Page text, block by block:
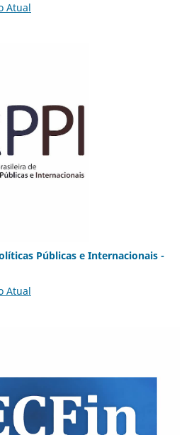
Atual
Públicas e Internacionais -
Atual